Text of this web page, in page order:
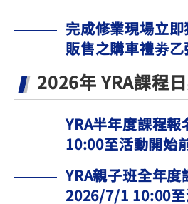
完成修業現場立
販售之購車禮劵
2026年 YRA課程
YRA半年度課程
10:00至活動開始
YRA親子班全年度
2026/7/1 10:00